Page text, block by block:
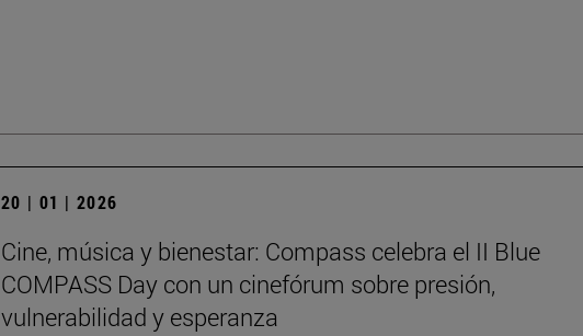
20 | 01 | 2026
Cine, música y bienestar: Compass celebra el II Blue
COMPASS Day con un cinefórum sobre presión,
vulnerabilidad y esperanza